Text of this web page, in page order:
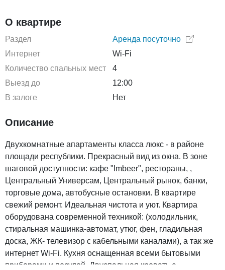
О квартире
Раздел
Аренда посуточно
Интернет
Wi-Fi
Количество спальных мест
4
Выезд до
12:00
В залоге
Нет
Описание
Двухкомнатные апартаменты класса люкс - в районе
площади республики. Прекрасный вид из окна. В зоне
шаговой доступности: кафе "Imbeer", рестораны, ,
Центральный Универсам, Центральный рынок, банки,
торговые дома, автобусные остановки. В квартире
свежий ремонт. Идеальная чистота и уют. Квартира
оборудована современной техникой: (холодильник,
стиральная машинка-автомат, утюг, фен, гладильная
доска, ЖК- телевизор с кабельными каналами), а так же
интернет Wi-Fi. Кухня оснащенная всеми бытовыми
приборами и посудой. Двуспальная кровать с